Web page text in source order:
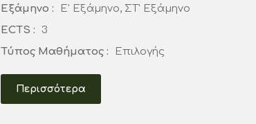
Εξάμηνο :
Ε' Εξάμηνο, ΣΤ' Εξάμηνο
ECTS :
3
Τύπος Μαθήματος :
Επιλογής
Περισσότερα